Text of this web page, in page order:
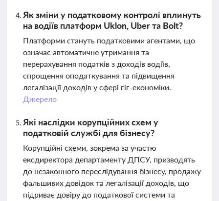
Як зміни у податковому контролі вплинуть
на водіїв платформ Uklon, Uber та Bolt?
Платформи стануть податковими агентами, що
означає автоматичне утримання та
перерахування податків з доходів водіїв,
спрощення оподаткування та підвищення
легалізації доходів у сфері гіг-економіки.
Джерело
Які наслідки корупційних схем у
податковій службі для бізнесу?
Корупційні схеми, зокрема за участю
ексдиректора департаменту ДПСУ, призводять
до незаконного переслідування бізнесу, продажу
фальшивих довідок та легалізації доходів, що
підриває довіру до податкової системи та